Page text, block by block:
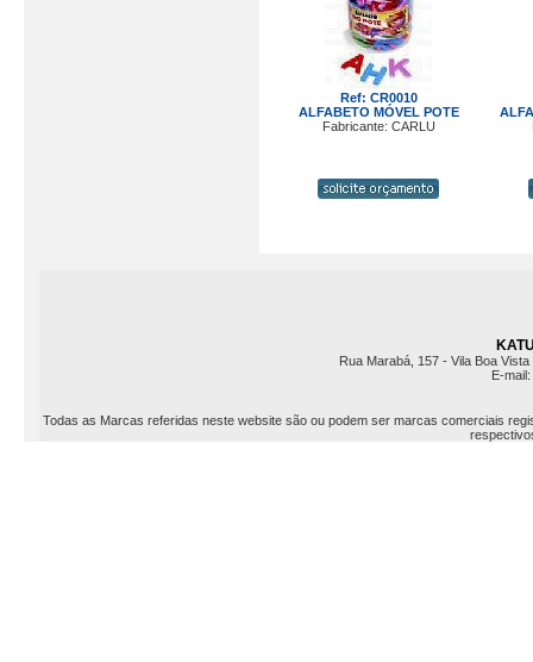
Ref: CR0010
ALFABETO MÓVEL POTE
Fabricante: CARLU
Rua Marabá, 157 - Vila Boa
E-mail:
Todas as Marcas referidas neste website são ou podem ser marcas comerciais